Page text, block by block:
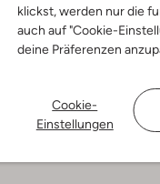
klickst, werden nur die
auch auf "Cookie-
deine Präferenzen
Cookie-
Einstellungen